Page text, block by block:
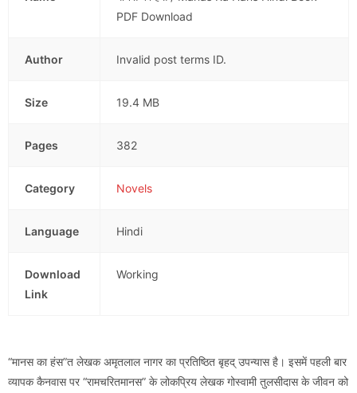
PDF Download
Author Invalid post terms ID.
Size 19.4 MB
Pages 382
Category Novels
Language Hindi
Download
Link
Working
“मानस का हंस”त लेखक अमृतलाल नागर का प्रतिष्ठित बृहद् उपन्यास है। इसमें पहली बार
व्यापक कैनवास पर “रामचरितमानस” के लोकप्रिय लेखक गोस्वामी तुलसीदास के जीवन को